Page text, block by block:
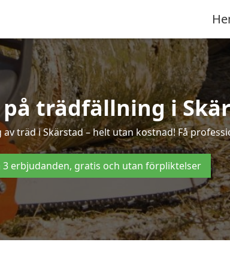
trädfällning i
träd i Skärstad – helt utan kostnad! Få
3 erbjudanden, gratis och utan förpliktelser